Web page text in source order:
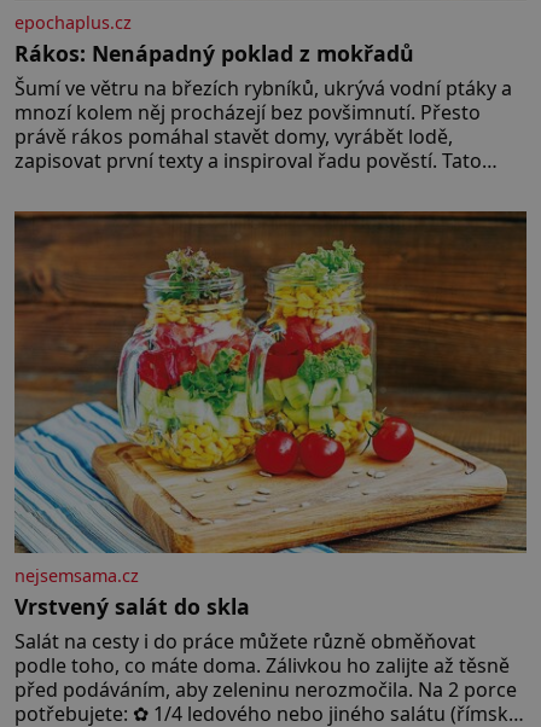
epochaplus.cz
Rákos: Nenápadný poklad z mokřadů
Šumí ve větru na březích rybníků, ukrývá vodní ptáky a
mnozí kolem něj procházejí bez povšimnutí. Přesto
právě rákos pomáhal stavět domy, vyrábět lodě,
zapisovat první texty a inspiroval řadu pověstí. Tato
let. Většina lidí vnímá rákos jen jako obyčejnou kulisu
letního koupání. Stačí se však podívat
nejsemsama.cz
Vrstvený salát do skla
Salát na cesty i do práce můžete různě obměňovat
podle toho, co máte doma. Zálivkou ho zalijte až těsně
před podáváním, aby zeleninu nerozmočila. Na 2 porce
potřebujete: ✿ 1/4 ledového nebo jiného salátu (římský